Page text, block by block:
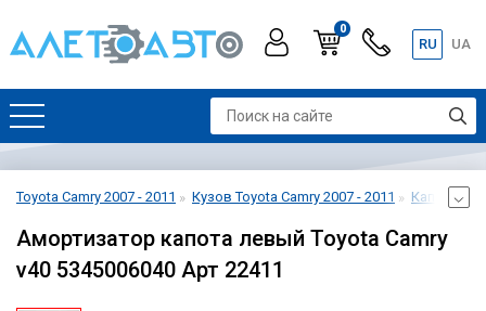
0
RU UA
Toyota Camry 2007 - 2011 Кузов Toyota Camry 2007 - 2011 Капот
Амортизатор капота левый Toyota Camry
v40 5345006040 Арт 22411